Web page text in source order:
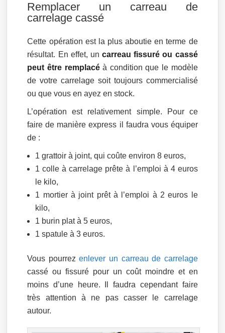
Remplacer un carreau de
carrelage cassé
Cette opération est la plus aboutie en terme de
résultat. En effet, uncarreau fissuré ou cassé
peut être remplacéà condition que le modèle
de votre carrelage soit toujours commercialisé
ou que vous en ayez en stock.
L’opération est relativement simple. Pour ce
faire de manière express il faudra vous équiper
de :
1 grattoir à joint, qui coûte environ 8 euros,
1 colle à carrelage prête à l’emploi à 4 euros
le kilo,
1 mortier à joint prêt à l’emploi à 2 euros le
kilo,
1 burin plat à 5 euros,
1 spatule à 3 euros.
Vous pourrezenlever un carreau de carrelage
cassé ou fissuré pour un coût moindre et en
moins d’une heure. Il faudra cependant faire
très attention à ne pas casser le carrelage
autour.